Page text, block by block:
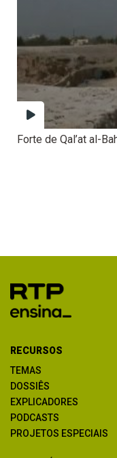
Forte de Qal’at al-
RECURSOS
TEMAS
DOSSIÊS
EXPLICADORES
PODCASTS
PROJETOS ESPECIAIS